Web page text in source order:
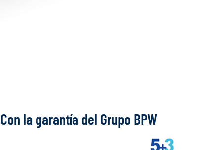
Con la garantía del Grupo BPW